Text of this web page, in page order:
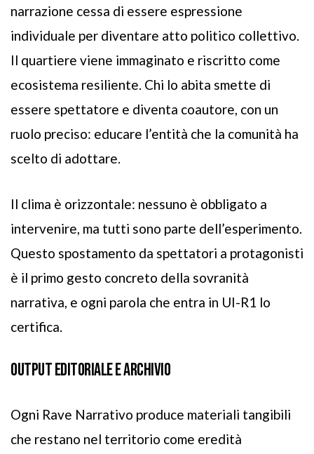
narrazione cessa di essere espressione
individuale per diventare atto politico collettivo.
Il quartiere viene immaginato e riscritto come
ecosistema resiliente. Chi lo abita smette di
essere spettatore e diventa coautore, con un
ruolo preciso: educare l’entità che la comunità ha
scelto di adottare.
Il clima è orizzontale: nessuno è obbligato a
intervenire, ma tutti sono parte dell’esperimento.
Questo spostamento da spettatori a protagonisti
è il primo gesto concreto della sovranità
narrativa, e ogni parola che entra in UI-R1 lo
certifica.
OUTPUT EDITORIALE E ARCHIVIO
Ogni Rave Narrativo produce materiali tangibili
che restano nel territorio come eredità